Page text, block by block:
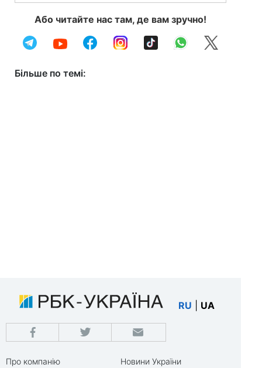
Або читайте нас там, де вам зручно!
Більше по темі:
RU UA
Про компанію
Новини України